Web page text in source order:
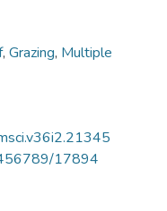
, Grazing, Multiple
17894